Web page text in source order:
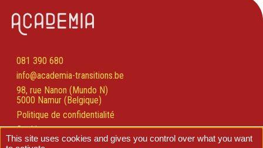
081 390 680
info@academia-transitions.be
98, rue Nanon (Mundo N)
5000 Namur (Belgique)
Politique de confidentialité
Cookies
This site uses cookies and gives you control over what you want